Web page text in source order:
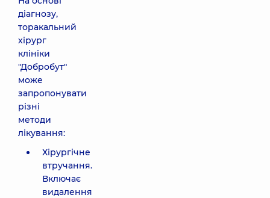
діагнозу,
торакальний
хірург
клініки
"Добробут"
може
запропонувати
різні
методи
лікування:
Хірургічне
втручання.
Включає
видалення